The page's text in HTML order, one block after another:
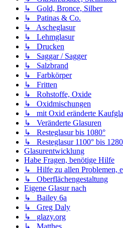
↳ Gold, Bronce, Silber
↳ Patinas & Co.
↳ Ascheglasur
↳ Lehmglasur
↳ Drucken
↳ Saggar / Sagger
↳ Salzbrand
↳ Farbkörper
↳ Fritten
↳ Rohstoffe, Oxide
↳ Oxidmischungen
↳ mit Oxid eränderte
↳ Veränderte Glasuren
↳ Resteglasur bis 1080°
↳ Resteglasur 1100° bis
Glasurentwicklung
Habe Fragen, benötige Hilfe
↳ Hilfe zu allen Problemen,
↳ Oberflächengestaltung
Eigene Glasur nach
↳ Bailey 6a
↳ Greg Daly
↳ glazy.org
↳ Matthes